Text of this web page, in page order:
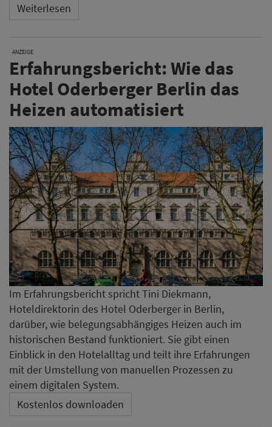
Weiterlesen
ANZEIGE
Erfahrungsbericht: Wie das
Hotel Oderberger Berlin das
Heizen automatisiert
Im Erfahrungsbericht spricht Tini Diekmann,
Hoteldirektorin des Hotel Oderberger in Berlin,
darüber, wie belegungsabhängiges Heizen auch im
historischen Bestand funktioniert. Sie gibt einen
Einblick in den Hotelalltag und teilt ihre Erfahrungen
mit der Umstellung von manuellen Prozessen zu
einem digitalen System.
Kostenlos downloaden